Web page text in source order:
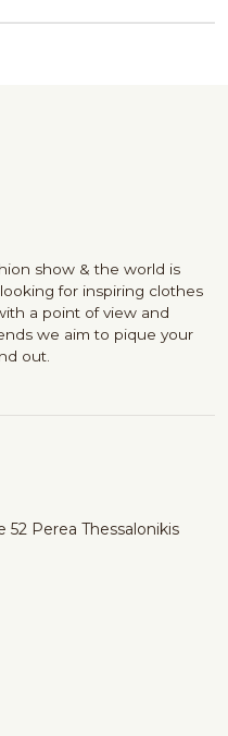
show & the world is
for inspiring clothes
a point of view and
we aim to pique your
out.
52 Perea Thessalonikis